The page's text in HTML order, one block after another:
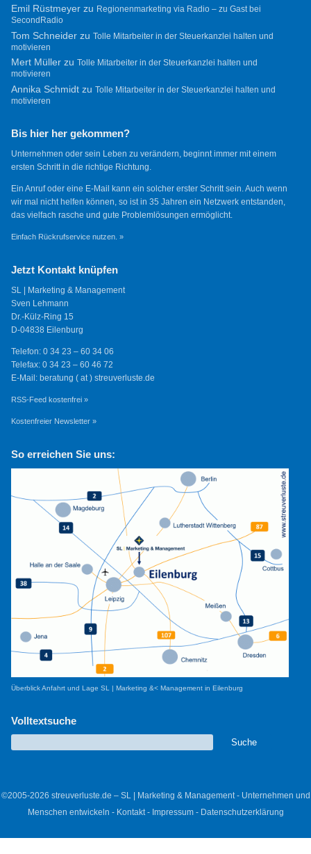
Emil Rüstmeyerzu Regionenmarketing via Radio – zu Gast bei
SecondRadio
Tom Schneiderzu Tolle Mitarbeiter in der Steuerkanzlei halten und
motivieren
Mert Müllerzu Tolle Mitarbeiter in der Steuerkanzlei halten und
motivieren
Annika Schmidtzu Tolle Mitarbeiter in der Steuerkanzlei halten und
motivieren
Bis hier her gekommen?
Unternehmen oder sein Leben zu verändern, beginnt immer mit einem
ersten Schritt in die richtige Richtung.
Ein Anruf oder eine E-Mail kann ein solcher erster Schritt sein. Auch wenn
wir mal nicht helfen können, so ist in 35 Jahren ein Netzwerk entstanden,
das vielfach rasche und gute Problemlösungen ermöglicht.
Einfach Rückrufservice nutzen. »
Jetzt Kontakt knüpfen
SL | Marketing & Management
Sven Lehmann
Dr.-Külz-Ring 15
D-04838 Eilenburg
Telefon: 0 34 23 – 60 34 06
Telefax: 0 34 23 – 60 46 72
E-Mail: beratung ( at ) streuverluste.de
RSS-Feed kostenfrei »
Kostenfreier Newsletter »
So erreichen Sie uns:
Überblick Anfahrt und Lage SL | Marketing &< Management in Eilenburg
Volltextsuche
©2005-2026 streuverluste.de – SL | Marketing & Management - Unternehmen und
Menschen entwickeln - Kontakt- Impressum- Datenschutzerklärung